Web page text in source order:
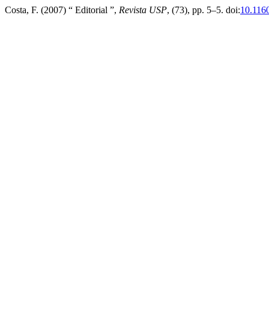
Costa, F. (2007) “ Editorial ”, Revista USP, (73), pp. 5–5. doi: